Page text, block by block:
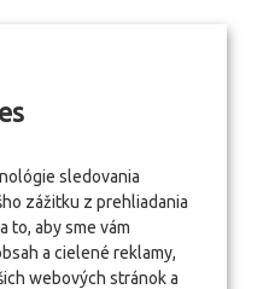
sledovania
zážitku z prehliadania
to, aby sme vám
a cielené reklamy,
webových stránok a